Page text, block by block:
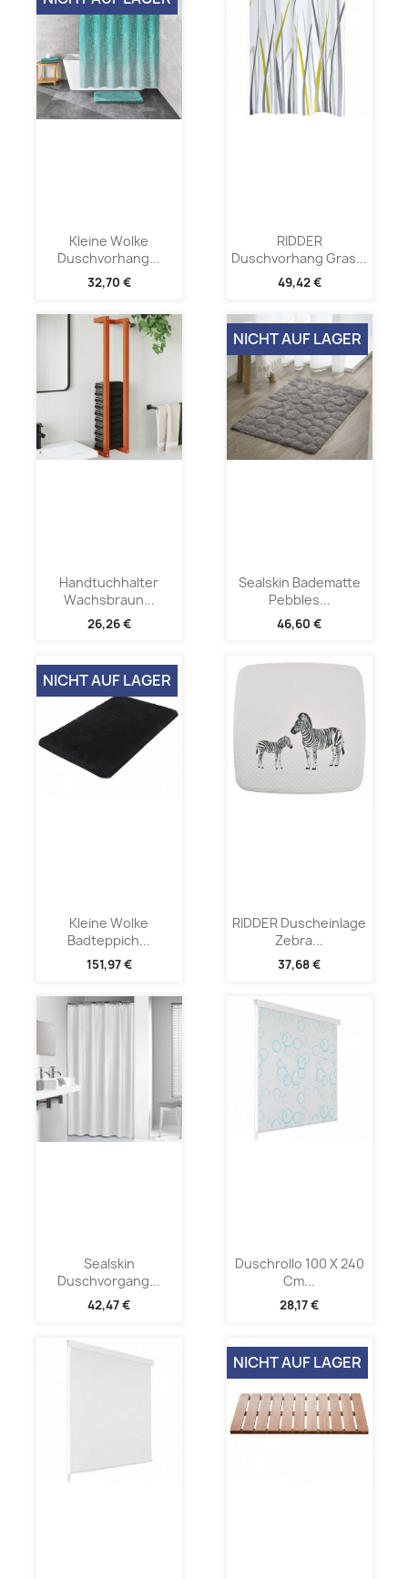
Kleine Wolke
Duschvorhang...
32,70 €
RIDDER
Duschvorhang Gras...
49,42 €
Handtuchhalter
Wachsbraun...
26,26 €
Sealskin Badematte
Pebbles...
46,60 €
NICHT AUF LAGER
Kleine Wolke
Badteppich...
151,97 €
NICHT AUF LAGER
RIDDER Duscheinlage
Zebra...
37,68 €
Sealskin
Duschvorgang...
42,47 €
Duschrollo 100 X 240
Cm...
28,17 €
NICHT AUF LAGER